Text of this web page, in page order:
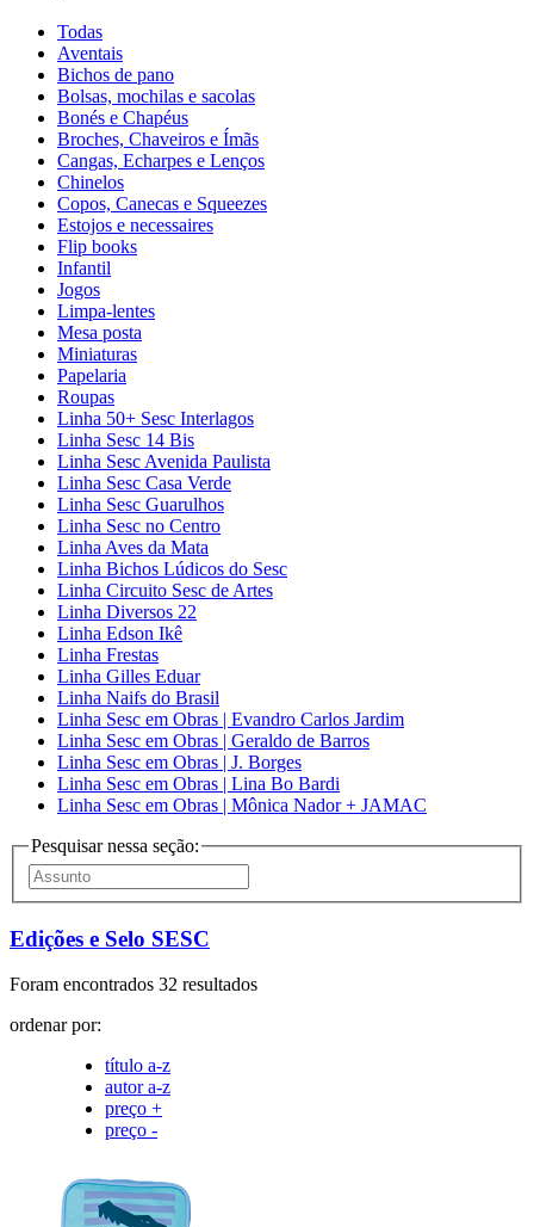
Todas
Aventais
Bichos de pano
Bolsas, mochilas e sacolas
Bonés e Chapéus
Broches, Chaveiros e Ímãs
Cangas, Echarpes e Lenços
Chinelos
Copos, Canecas e Squeezes
Estojos e necessaires
Flip books
Infantil
Jogos
Limpa-lentes
Mesa posta
Miniaturas
Papelaria
Roupas
Linha 50+ Sesc Interlagos
Linha Sesc 14 Bis
Linha Sesc Avenida Paulista
Linha Sesc Casa Verde
Linha Sesc Guarulhos
Linha Sesc no Centro
Linha Aves da Mata
Linha Bichos Lúdicos do Sesc
Linha Circuito Sesc de Artes
Linha Diversos 22
Linha Edson Ikê
Linha Frestas
Linha Gilles Eduar
Linha Naifs do Brasil
Linha Sesc em Obras | Evandro Carlos Jardim
Linha Sesc em Obras | Geraldo de Barros
Linha Sesc em Obras | J. Borges
Linha Sesc em Obras | Lina Bo Bardi
Linha Sesc em Obras | Mônica Nador + JAMAC
Pesquisar nessa seção:
Edições e Selo SESC
Foram encontrados 32 resultados
ordenar por:
título a-z
autor a-z
preço +
preço -